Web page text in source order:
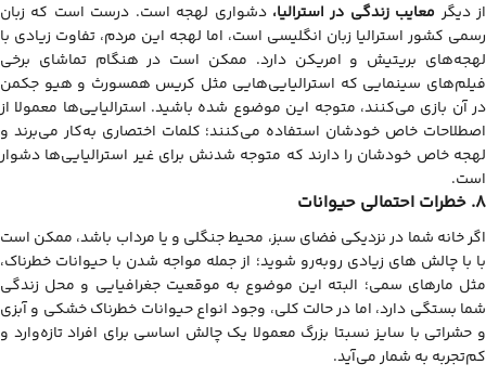
از دیگر معایب زندگی در استرالیا، دشواری لهجه است. درست است که زبان
رسمی کشور استرالیا زبان انگلیسی است، اما لهجه این مردم، تفاوت زیادی با
لهجه‌های بریتیش و امریکن دارد. ممکن است در هنگام تماشای برخی
فیلم‌های سینمایی که استرالیایی‌هایی مثل کریس همسورث و هیو جکمن
در آن بازی می‌کنند، متوجه این موضوع شده باشید. استرالیایی‌ها معمولا از
اصطلاحات خاص خودشان استفاده می‌کنند؛ کلمات اختصاری به‌کار می‌برند و
لهجه خاص خودشان را دارند که متوجه شدنش برای غیر استرالیایی‌ها دشوار
است.
8. خطرات احتمالی حیوانات
اگر خانه شما در نزدیکی فضای سبز، محیط جنگلی و یا مرداب باشد، ممکن است
با با چالش های زیادی روبه‌رو شوید؛ از جمله مواجه شدن با حیوانات خطرناک،
مثل مارهای سمی؛ البته این موضوع به موقعیت جغرافیایی و محل زندگی
شما بستگی دارد، اما در حالت کلی، وجود انواع حیوانات خطرناک خشکی و آبزی
و حشراتی با سایز نسبتا بزرگ معمولا یک چالش اساسی برای افراد تازه‌وارد و
کم‌تجربه به شمار می‌آید.